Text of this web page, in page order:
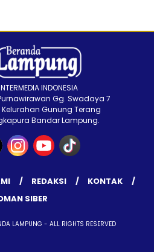
INDONESIA
Gg. Swadaya 7
Kelurahan Gunung Terang
Bandar Lampung.
REDAKSI
KONTAK
SIBER
LAMPUNG - ALL RIGHTS RESERVED